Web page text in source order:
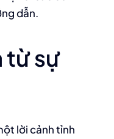
dẫn.
từ sự
lời cảnh tỉnh